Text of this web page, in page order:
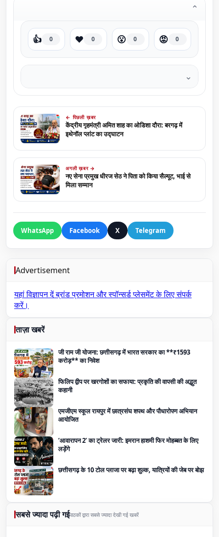
⌄
👍 0 ❤️ 0 😮 0 😡 0
⌄
← पिछली ख़बर
केंद्रीय गृहमंत्री अमित शाह का ओडिशा दौरा: बरगढ़ में
इथेनॉल प्लांट का उद्घाटन
अगली ख़बर →
नए सेना प्रमुख धीरज सेठ ने पिता को किया सैल्यूट, भाई से
मिला सम्मान
WhatsApp Facebook X Telegram
Advertisement
यहां विज्ञापन देंब्रांड प्रमोशन और स्पॉन्सर्ड प्लेसमेंट के लिए संपर्क
करें।
ताज़ा खबरें
जी राम जी योजना: छत्तीसगढ़ में भारत सरकार का **₹1593
करोड़** का निवेश
फिलिप द्वीप पर खरगोशों का सफाया: प्रकृति की वापसी की अद्भुत
कहानी
एमजीएम स्कूल रायपुर में छात्रसंघ शपथ और पौधारोपण अभियान
आयोजित
‘आवारापन 2’ का ट्रेलर जारी: इमरान हाशमी फिर मोहब्बत के लिए
लड़ेंगे
छत्तीसगढ़ के 10 टोल प्लाजा पर बढ़ा शुल्क, यात्रियों की जेब पर बोझ
सबसे ज्यादा पढ़ी गईपाठकों द्वारा सबसे ज्यादा देखी गई खबरें